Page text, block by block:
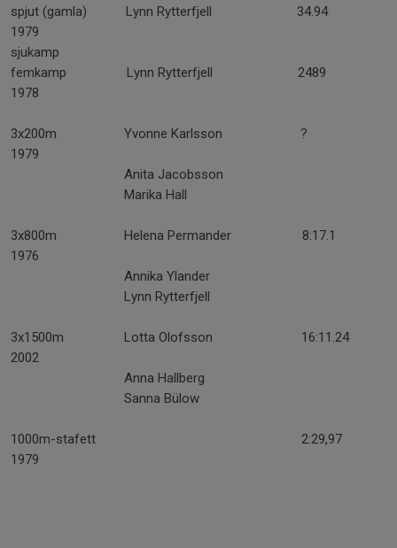
spjut (gamla) Lynn Rytterfjell 34.94
1979
sjukamp
femkamp Lynn Rytterfjell 2489
1978
3x200m Yvonne Karlsson ?
1979
Anita Jacobsson
Marika Hall
3x800m Helena Permander 8:17.1
1976
Annika Ylander
Lynn Rytterfjell
3x1500m Lotta Olofsson 16:11.24
2002
Anna Hallberg
Sanna Bülow
1000m-stafett 2:29,97
1979